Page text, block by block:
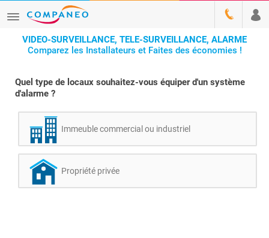
VIDEO-SURVEILLANCE, TELE-SURVEILLANCE, ALARME
Comparez les Installateurs et Faites des économies !
Quel type de locaux souhaitez-vous équiper d'un système
d'alarme ?
Immeuble commercial ou industriel
Propriété privée